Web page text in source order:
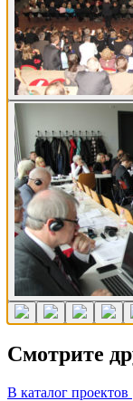
Смотрите
В каталог проектов